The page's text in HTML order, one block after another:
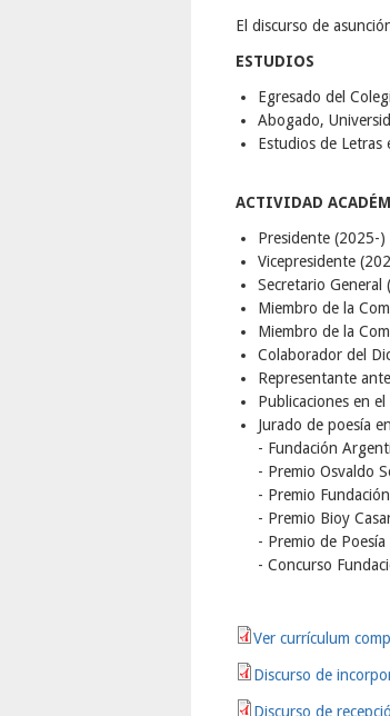
El discurso de
ESTUDIOS
Egresado del
Abogado,
Estudios de Letras
ACTIVIDAD
Presidente (2025-)
Vicepresidente
Secretario General
Miembro de la
Miembro de la
Colaborador del
Representante
Publicaciones en el
Jurado de poesía
- Fundación
- Premio Osvaldo
- Premio
- Premio Bioy
- Premio de
- Concurso
Ver currículum
Discurso de
Discurso de